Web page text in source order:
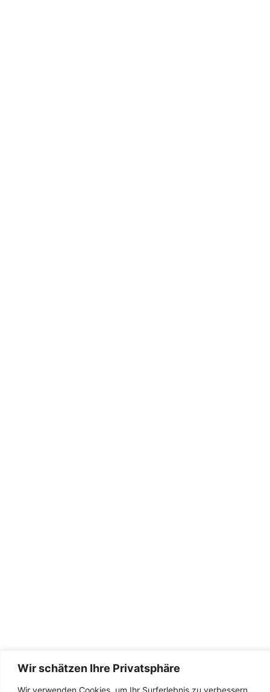
Wir schätzen Ihre Privatsphäre
Wir verwenden Cookies, um Ihr Surferlebnis zu verbessern,